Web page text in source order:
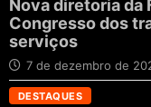
Nova diretoria da
Congresso dos
serviços
7 de dezembro de
DESTAQUES